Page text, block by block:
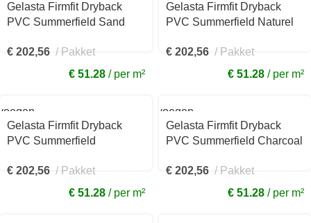
Gelasta Firmfit Dryback
PVC Summerfield Sand
€ 202,56
Pakket
€ 51.28
per m²
winkelwagen
Gelasta Firmfit Dryback
PVC Summerfield Naturel
€ 202,56
Pakket
€ 51.28
per m²
Gelasta Firmfit Dryback
PVC Summerfield
€ 202,56
Pakket
€ 51.28
per m²
Toevoegen
winkelwagen
Gelasta Firmfit Dryback
PVC Summerfield Charcoal
€ 202,56
Pakket
€ 51.28
per m²